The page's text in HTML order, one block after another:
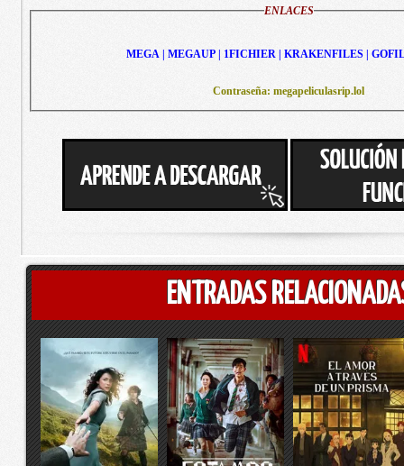
ENLACES
MEGA | MEGAUP | 1FICHIER | KRAKENFILES |
Contraseña: megapeliculasrip.lol
ENTRADAS